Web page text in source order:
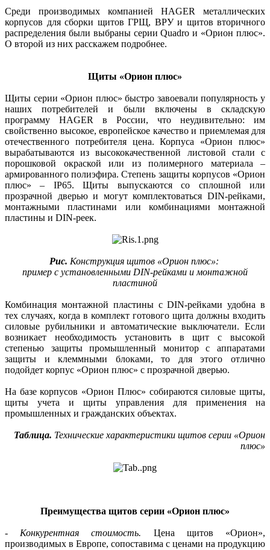
Среди производимых компанией HAGER металлических
корпусов для сборки щитов ГРЩ, ВРУ и щитов вторичного
распределения были выбраны серии Quadro и «Орион плюс».
О второй из них расскажем подробнее.
Щиты «Орион плюс»
Щиты серии «Орион плюс» быстро завоевали популярность у
наших потребителей и были включены в складскую
программу HAGER в России, что неудивительно: им
свойственно высокое, европейское качество и приемлемая для
отечественного потребителя цена. Корпуса «Орион плюс»
вырабатываются из высококачественной листовой стали с
порошковой окраской или из полимерного материа­ла –
армированного полиэфира. Степень защиты корпусов «Орион
плюс» – IP65. Щиты выпускаются со сплошной или
прозрачной дверью и могут комплектоваться DIN-рейками,
монтажными пластинами или комбинациями монтажной
пластины и DIN-реек.
Рис. Конструкция щитов «Орион плюс»:
пример с установленными DIN-рейками и монтажной
пластиной
Комбинация монтажной пластины с DIN-рейками удобна в
тех случаях, когда в комплект готового щита должны входить
силовые рубильники и автоматические выключатели. Если
возникает необходимость установить в щит с высокой
степенью защиты промышленный монитор с аппаратами
защиты и клеммными блоками, то для этого отлично
подойдет корпус «Орион плюс» с прозрачной дверью.
На базе корпусов «Орион Плюс» собираются силовые щиты,
щиты учета и щиты управления для применения на
промышленных и гражданских объектах.
Таблица. Технические характеристики щитов серии «Орион
плюс»
Преимущества щитов серии «Орион плюс»
- Конкурентная стоимость. Цена щитов «Орион»,
производимых в Европе, сопоставима с ценами на продукцию